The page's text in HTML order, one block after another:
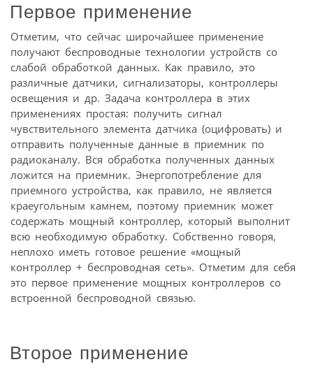
Первое применение
Отметим, что сейчас широчайшее применение
получают беспроводные технологии устройств со
слабой обработкой данных. Как правило, это
различные датчики, сигнализаторы, контроллеры
освещения и др. Задача контроллера в этих
применениях простая: получить сигнал
чувствительного элемента датчика (оцифровать) и
отправить полученные данные в приемник по
радиоканалу. Вся обработка полученных данных
ложится на приемник. Энергопотребление для
приемного устройства, как правило, не является
краеугольным камнем, поэтому приемник может
содержать мощный контроллер, который выполнит
всю необходимую обработку. Собственно говоря,
неплохо иметь готовое решение «мощный
контроллер + беспроводная сеть». Отметим для себя
это первое применение мощных контроллеров со
встроенной беспроводной связью.
Второе применение